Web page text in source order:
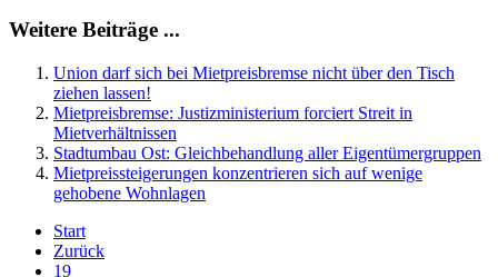
Weitere Beiträge ...
Union darf sich bei Mietpreisbremse nicht über den Tisch
ziehen lassen!
Mietpreisbremse: Justizministerium forciert Streit in
Mietverhältnissen
Stadtumbau Ost: Gleichbehandlung aller Eigentümergruppen
Mietpreissteigerungen konzentrieren sich auf wenige
gehobene Wohnlagen
Start
Zurück
19